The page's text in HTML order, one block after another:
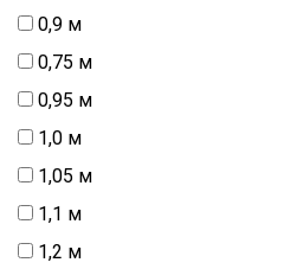
0,9 м
0,75 м
0,95 м
1,0 м
1,05 м
1,1 м
1,2 м